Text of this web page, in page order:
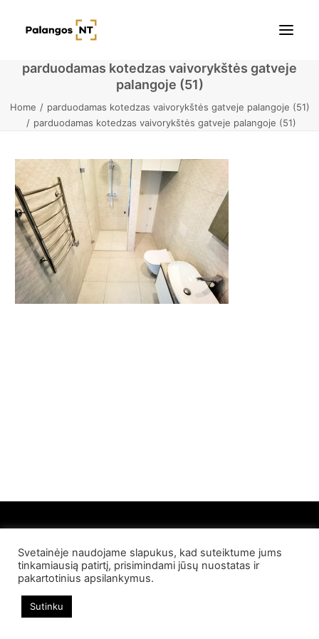
Pradžia
Butai
Namai / Kotedžai
Žemės sklypai
Kontaktai
parduodamas kotedzas vaivorykštės gatveje
palangoje (51)
Home
parduodamas kotedzas vaivorykštės gatveje palangoje (51)
parduodamas kotedzas vaivorykštės gatveje palangoje (51)
© 2022 Palangos NT. Visos teisės saugomos
Svetainėje naudojame slapukus, kad suteiktume jums
tinkamiausią patirtį, prisimindami jūsų nuostatas ir
pakartotinius apsilankymus.
Sutinku